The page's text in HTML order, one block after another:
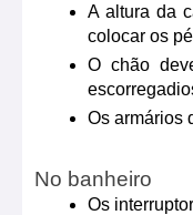
A altura da
colocar os
O chão
Os armários
No banheiro
Os